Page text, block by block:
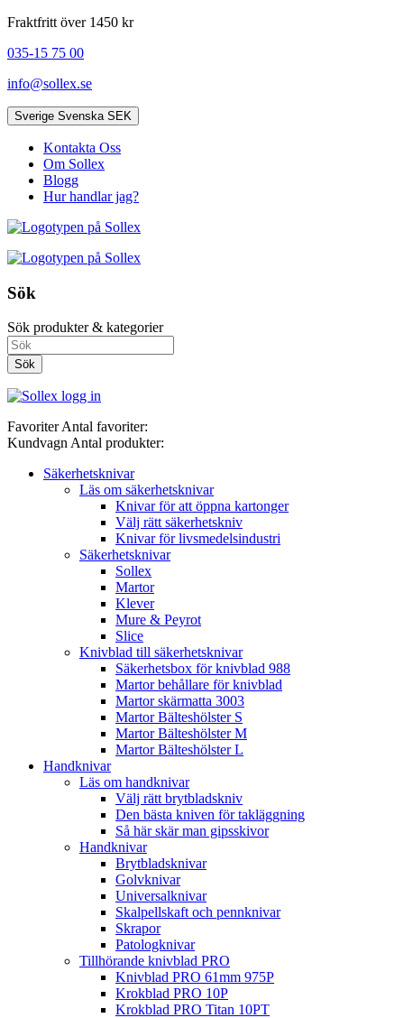
Fraktfritt över 1450 kr
035-15 75 00
info@sollex.se
Sverige Svenska SEK
Kontakta Oss
Om Sollex
Blogg
Hur handlar jag?
Sök
Sök produkter & kategorier
Sök
FavoriterAntal favoriter:
KundvagnAntal produkter:
Säkerhetsknivar
Läs om säkerhetsknivar
Knivar för att öppna kartonger
Välj rätt säkerhetskniv
Knivar för livsmedelsindustri
Säkerhetsknivar
Sollex
Martor
Klever
Mure & Peyrot
Slice
Knivblad till säkerhetsknivar
Säkerhetsbox för knivblad 988
Martor behållare för knivblad
Martor skärmatta 3003
Martor Bälteshölster S
Martor Bälteshölster M
Martor Bälteshölster L
Handknivar
Läs om handknivar
Välj rätt brytbladskniv
Den bästa kniven för takläggning
Så här skär man gipsskivor
Handknivar
Brytbladsknivar
Golvknivar
Universalknivar
Skalpellskaft och pennknivar
Skrapor
Patologknivar
Tillhörande knivblad PRO
Knivblad PRO 61mm 975P
Krokblad PRO 10P
Krokblad PRO Titan 10PT